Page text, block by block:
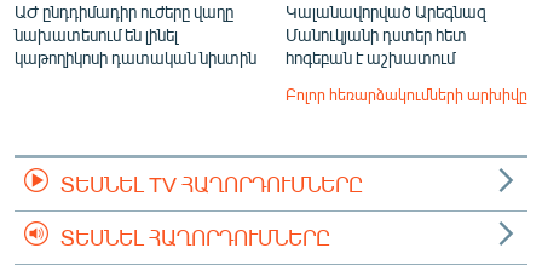
ԱԺ ընդդիմադիր ուժերը վաղը
նախատեսում են լինել
կաթողիկոսի դատական նիստին
Կալանավորված Արեգնազ
Մանուկյանի դստեր հետ
հոգեբան է աշխատում
Բոլոր հեռարձակումների արխիվը
ՏԵՍՆԵԼ TV ՀԱՂՈՐԴՈՒՄՆԵՐԸ
ՏԵՍՆԵԼ ՀԱՂՈՐԴՈՒՄՆԵՐԸ